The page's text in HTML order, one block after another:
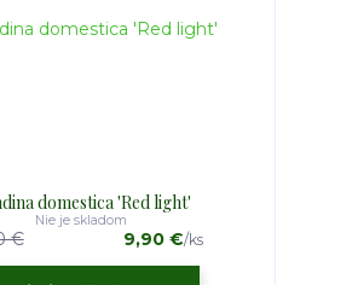
domestica 'Red light'
€ 9,90 €/ks
Nie je skladom